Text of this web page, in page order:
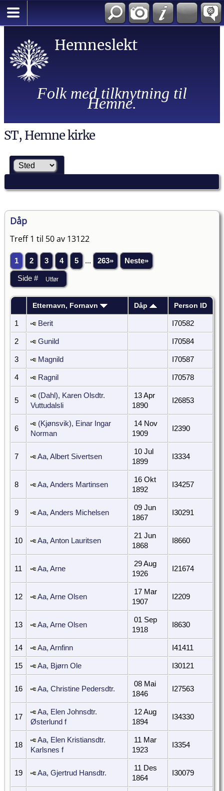
Hemneslekt
Folk med tilknytning til
Hemne.
ST, Hemne kirke
Dåp
Treff 1 til 50 av 13122
1 2 3 4 5 ... 263» Neste»
Etternavn, Fornavn Dåp Person ID
1 Berit I70582
2 Gunild I70584
3 Magnild I70587
4 Ragnil I70578
5
(Dahl), Karen Olsdtr.
Vuttudalsli
13 Apr
1890
I26853
6
(Kjønsvik), Einar Ingar
Norman
14 Nov
1909
I2390
7 Aa, Albert Sivertsen
10 Jul
1899
I3334
8 Aa, Anders Martinsen
16 Okt
1892
I34257
9 Aa, Anders Michelsen
09 Jun
1867
I30291
10 Aa, Anton Lauritsen
21 Jun
1868
I8660
11 Aa, Arne
29 Aug
1926
I21674
12 Aa, Arne Olsen
17 Mar
1907
I2209
13 Aa, Arne Olsen
01 Sep
1918
I8630
14 Aa, Arnfinn I41411
15 Aa, Bjørn Ole I30121
16 Aa, Christine Pedersdtr.
08 Mai
1846
I27563
17
Aa, Elen Johnsdtr.
Østerlund f
12 Aug
1894
I34330
18
Aa, Elen Kristiansdtr.
Karlsnes f
11 Mar
1923
I3354
19 Aa, Gjertrud Hansdtr.
11 Des
1864
I30079